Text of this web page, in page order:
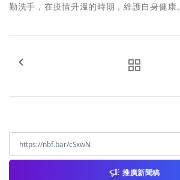
勤洗手，在疫情升溫的時期，維護自身健康。
推廣新聞稿